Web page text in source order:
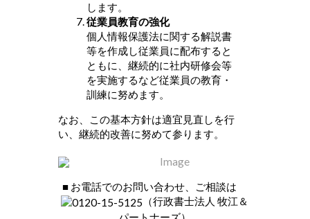
します。
従業員教育の強化
個人情報保護法に関する解説書
等を作成し従業員に配布すると
ともに、継続的に社内研修会等
を実施するなど従業員の教育・
訓練に努めます。
なお、この基本方針は適宜見直しを行
い、継続的改善に努めて参ります。
■ お電話でのお問い合わせ、ご相談は
（行政書士法人 牧江＆